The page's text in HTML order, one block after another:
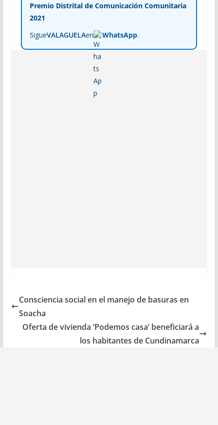
Premio Distrital de Comunicación Comunitaria
2021
SigueVALAGUELAen WhatsApp.
Consciencia social en el manejo de basuras en
Soacha
Oferta de vivienda ‘Podemos casa’ beneficiará a
los habitantes de Cundinamarca